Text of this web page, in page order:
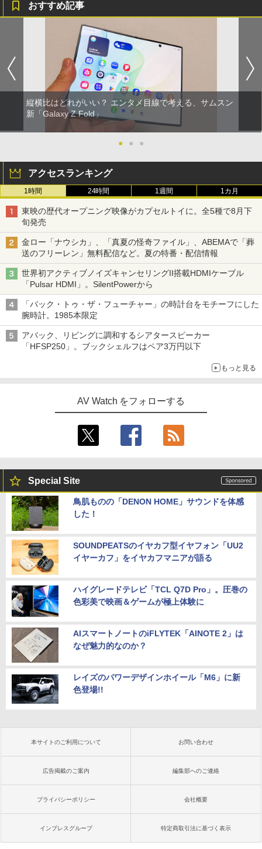
おすすめ記事
縦横比はどれがいい？ エンタメ目線で考える、サムスン
新「Galaxy Z Fold」
● ● ●
アクセスランキング
1時間 24時間 1週間 1カ月
東映の歴代オープニング映像がカプセルトイに。全5種で8月下
旬発売
金ロー「ナウシカ」、「真夏の怪奇ファイル」、ABEMAで「葬
送のフリーレン」無料配信など。夏の特番・配信情報
世界初アクティブノイズキャンセリングII搭載HDMIケーブル
「Pulsar HDMI」。SilentPowerから
「バック・トゥ・ザ・フューチャー」の時計台をモチーフにした
腕時計。1985本限定
アバック、リビングに調和するシアタースピーカー
「HFSP250」。ブックシェルフはペア3万円以下
もっと見る
AV Watch をフォローする
Special Site
鳥肌ものの「DENON HOME」サウンドを体感
した！
SOUNDPEATSのイヤカフ型イヤフォン「UU2
イヤーカフ」をイヤカフマニアが語る
ハイグレードテレビ「TCL Q7D Pro」。圧巻の
色彩美で映画＆ゲームが極上体験に
AIスマートノートのiFLYTEK「AINOTE 2」は
なぜ魅力的なのか？
レイズのパワーデザインホイール「M6」に新
色登場!!
本サイトのご利用について お問い合わせ
広告掲載のご案内 編集部へのご連絡
プライバシーポリシー 会社概要
インプレスグループ 特定商取引法に基づく表示